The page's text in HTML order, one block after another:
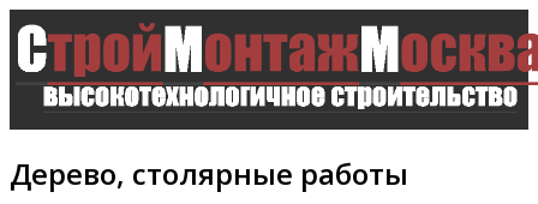
Дерево, столярные работы